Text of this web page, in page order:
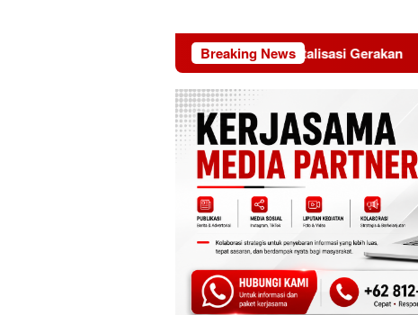
Breaking News
Advokasi Hukum dan Digitalisasi Gerakan Moh Ali